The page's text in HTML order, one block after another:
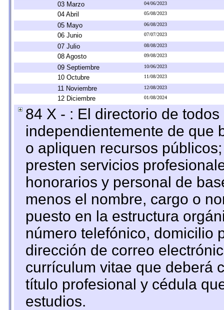
03 Marzo 04/06/2023
04 Abril 05/08/2023
05 Mayo 06/08/2023
06 Junio 07/07/2023
07 Julio 08/08/2023
08 Agosto 09/08/2023
09 Septiembre 10/06/2023
10 Octubre 11/08/2023
11 Noviembre 12/08/2023
12 Diciembre 01/08/2024
84 X - : El directorio de
independientemente de que
o apliquen recursos
presten servicios
honorarios y personal de
menos el nombre, cargo o
puesto en la estructura
número telefónico, domicilio
dirección de correo
currículum vitae que deberá
título profesional y cédula
estudios.